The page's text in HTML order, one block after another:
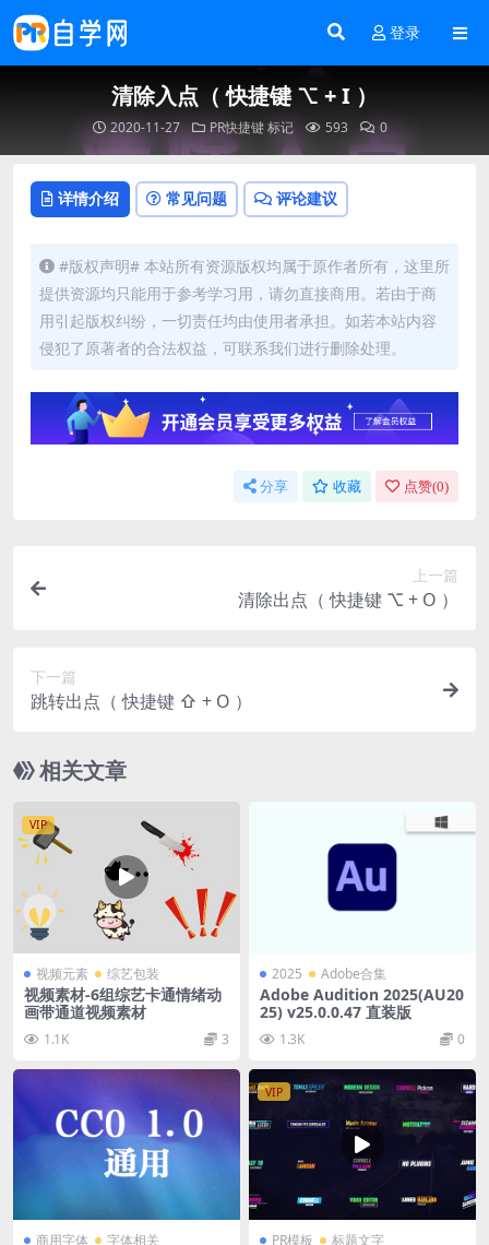
登录
清除入点（ 快捷键 ⌥ + I ）
2020-11-27 PR快捷键标记 593 0
详情介绍 常见问题 评论建议
#版权声明# 本站所有资源版权均属于原作者所有，这里所
提供资源均只能用于参考学习用，请勿直接商用。若由于商
用引起版权纠纷，一切责任均由使用者承担。如若本站内容
侵犯了原著者的合法权益，可联系我们进行删除处理。
分享 收藏 点赞(0)
上一篇
清除出点（ 快捷键 ⌥ + O ）
下一篇
跳转出点（ 快捷键 ⇧ + O ）
相关文章
VIP
视频元素 综艺包装
视频素材-6组综艺卡通情绪动
画带通道视频素材
1.1K 3
2025 Adobe合集
Adobe Audition 2025(AU20
25) v25.0.0.47 直装版
1.3K 0
商用字体 字体相关
VIP
PR模板 标题文字